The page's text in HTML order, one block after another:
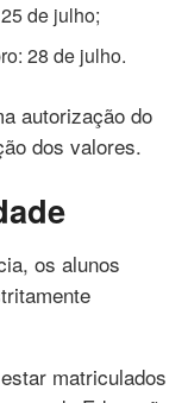
de julho;
28 de julho.
autorização do
dos valores.
os alunos
matriculados